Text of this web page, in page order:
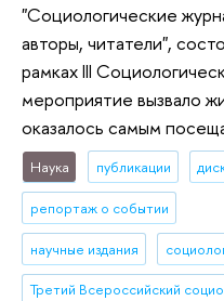
"Социологические
авторы, читатели",
рамках III
мероприятие вызвало
оказалось самым
Наука публикации
репортаж о событии
научные издания